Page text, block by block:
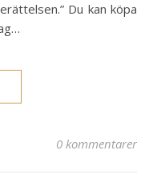
Du kan köpa
0 kommentarer